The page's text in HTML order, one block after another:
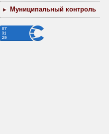
Муниципальный контроль